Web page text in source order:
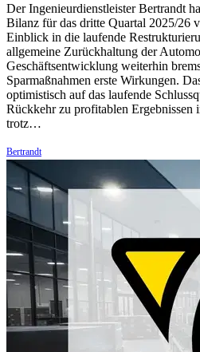
Der Ingenieurdienstleister Bertrandt
Bilanz für das dritte Quartal 2025/26
Einblick in die laufende
allgemeine Zurückhaltung der
Geschäftsentwicklung weiterhin
Sparmaßnahmen erste Wirkungen.
optimistisch auf das laufende
Rückkehr zu profitablen Ergebnissen
trotz…
Bertrandt